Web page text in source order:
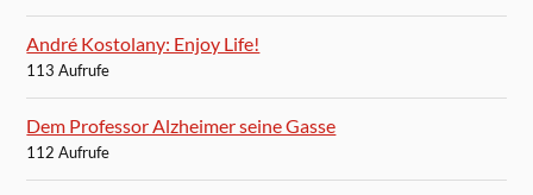
André Kostolany: Enjoy Life!
113 Aufrufe
Dem Professor Alzheimer seine Gasse
112 Aufrufe